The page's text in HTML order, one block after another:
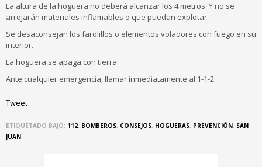
La altura de la hoguera no deberá alcanzar los 4 metros. Y no se
arrojarán materiales inflamables o que puedan explotar.
Se desaconsejan los farolillos o elementos voladores con fuego en su
interior.
La hoguera se apaga con tierra.
Ante cualquier emergencia, llamar inmediatamente al 1-1-2
Tweet
ETIQUETADO BAJO: 112, BOMBEROS, CONSEJOS, HOGUERAS, PREVENCIÓN, SAN
JUAN